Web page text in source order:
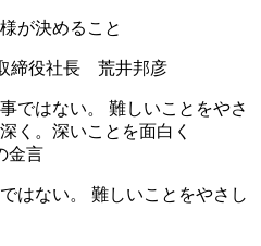
が決めること
締役社長 荒井邦彦
金言
はない。 難しいことをやさし